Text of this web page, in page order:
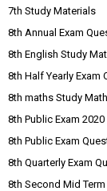
7th Study Materials
8th Annual Exam
8th English Study
8th Half Yearly Exam
8th maths Study
8th Public Exam
8th Public Exam
8th Quarterly Exam
8th Second Mid